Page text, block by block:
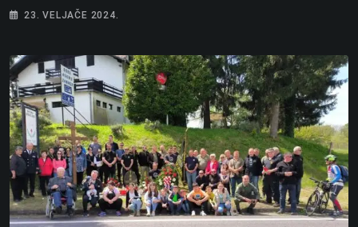
23. VELJAČE 2024.